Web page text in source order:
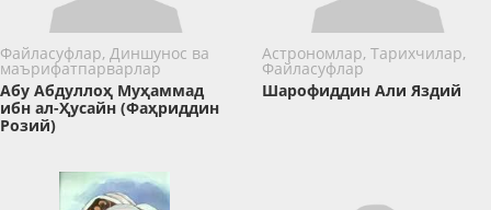
Файласуфлар, Диншунос ва
маърифатпарварлар
Абу Абдуллоҳ Муҳаммад
ибн ал-Ҳусайн (Фаҳриддин
Розий)
Астрономлар, Тарихчилар,
Файласуфлар
Шарофиддин Али Яздий